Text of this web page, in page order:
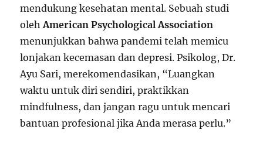
mendukung kesehatan mental. Sebuah studi
olehAmerican Psychological Association
menunjukkan bahwa pandemi telah memicu
lonjakan kecemasan dan depresi. Psikolog, Dr.
Ayu Sari, merekomendasikan, “Luangkan
waktu untuk diri sendiri, praktikkan
mindfulness, dan jangan ragu untuk mencari
bantuan profesional jika Anda merasa perlu.”